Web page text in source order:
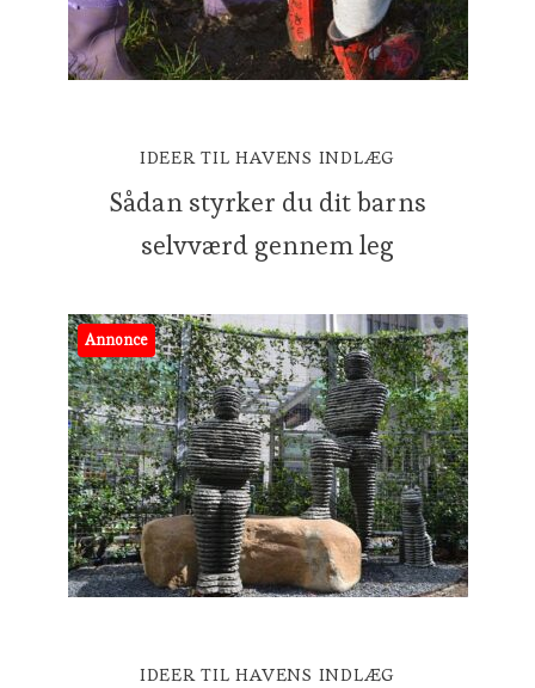
IDEER TIL HAVENS INDLÆG
Sådan styrker du dit barns
selvværd gennem leg
Annonce
IDEER TIL HAVENS INDLÆG